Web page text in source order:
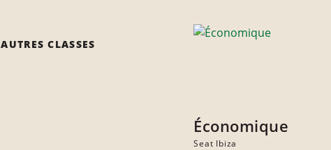
AUTRES CLASSES
Économique
Seat Ibiza